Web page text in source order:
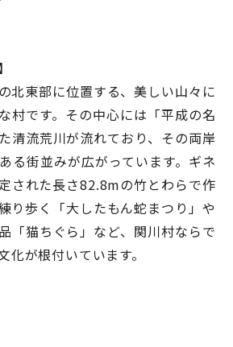
北東部に位置する、美しい山々に
村です。その中心には「平成の名
清流荒川が流れており、その両岸
る街並みが広がっています。ギネ
された長さ82.8mの竹とわらで作
り歩く「大したもん蛇まつり」や
「猫ちぐら」など、関川村ならで
化が根付いています。